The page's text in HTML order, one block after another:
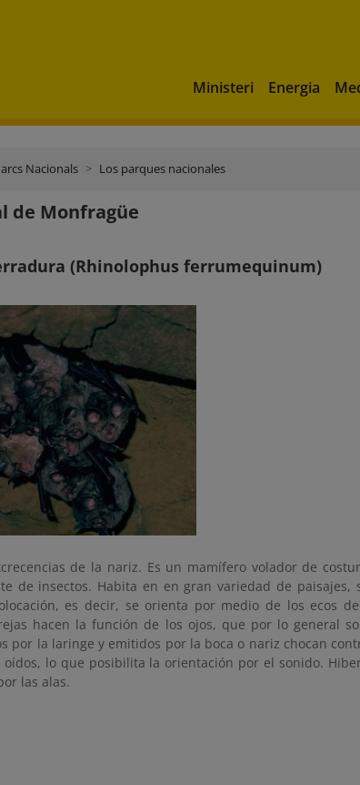
Ministeri Energia
Nacionals Los parques nacionales
de Monfragüe
(Rhinolophus ferrumequinum)
de la nariz. Es un mamífero volador de
de insectos. Habita en en gran variedad de paisajes,
es decir, se orienta por medio de los ecos
hacen la función de los ojos, que por lo general
por la laringe y emitidos por la boca o nariz chocan
lo que posibilita la orientación por el sonido.
las alas.